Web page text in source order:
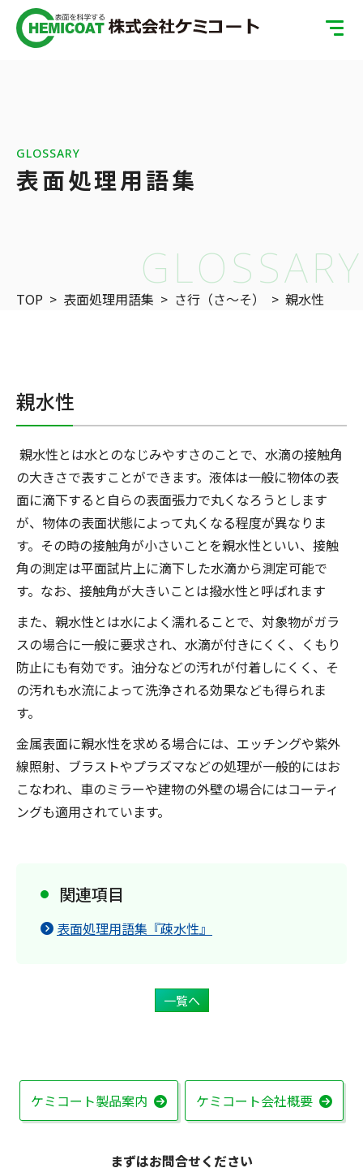
ISOへの取り組み
表面処理の基礎知識
お問い合わせ
GLOSSARY
GLOSSARY
表面処理用語集
TOP > 表面処理用語集 > さ行（さ〜そ） > 親水性
親水性
親水性とは水とのなじみやすさのことで、水滴の接触角
の大きさで表すことができます。液体は一般に物体の表
面に滴下すると自らの表面張力で丸くなろうとします
が、物体の表面状態によって丸くなる程度が異なりま
す。その時の接触角が小さいことを親水性といい、接触
角の測定は平面試片上に滴下した水滴から測定可能で
す。なお、接触角が大きいことは撥水性と呼ばれます
また、親水性とは水によく濡れることで、対象物がガラ
スの場合に一般に要求され、水滴が付きにくく、くもり
防止にも有効です。油分などの汚れが付着しにくく、そ
の汚れも水流によって洗浄される効果なども得られま
す。
金属表面に親水性を求める場合には、エッチングや紫外
線照射、ブラストやプラズマなどの処理が一般的にはお
こなわれ、車のミラーや建物の外壁の場合にはコーティ
ングも適用されています。
関連項目
表面処理用語集『疎水性』
一覧へ
ケミコート製品案内 ケミコート会社概要
まずはお問合せください